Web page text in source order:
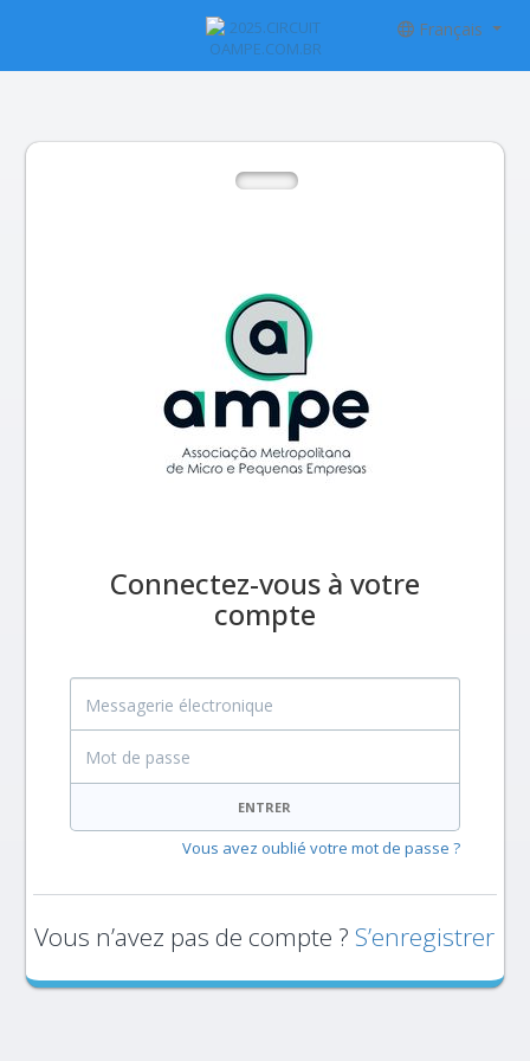
Français
Connectez-vous à votre
compte
Messagerie électronique
ENTRER
Vous avez oublié votre mot de passe ?
Vous n’avez pas de compte ? S’enregistrer